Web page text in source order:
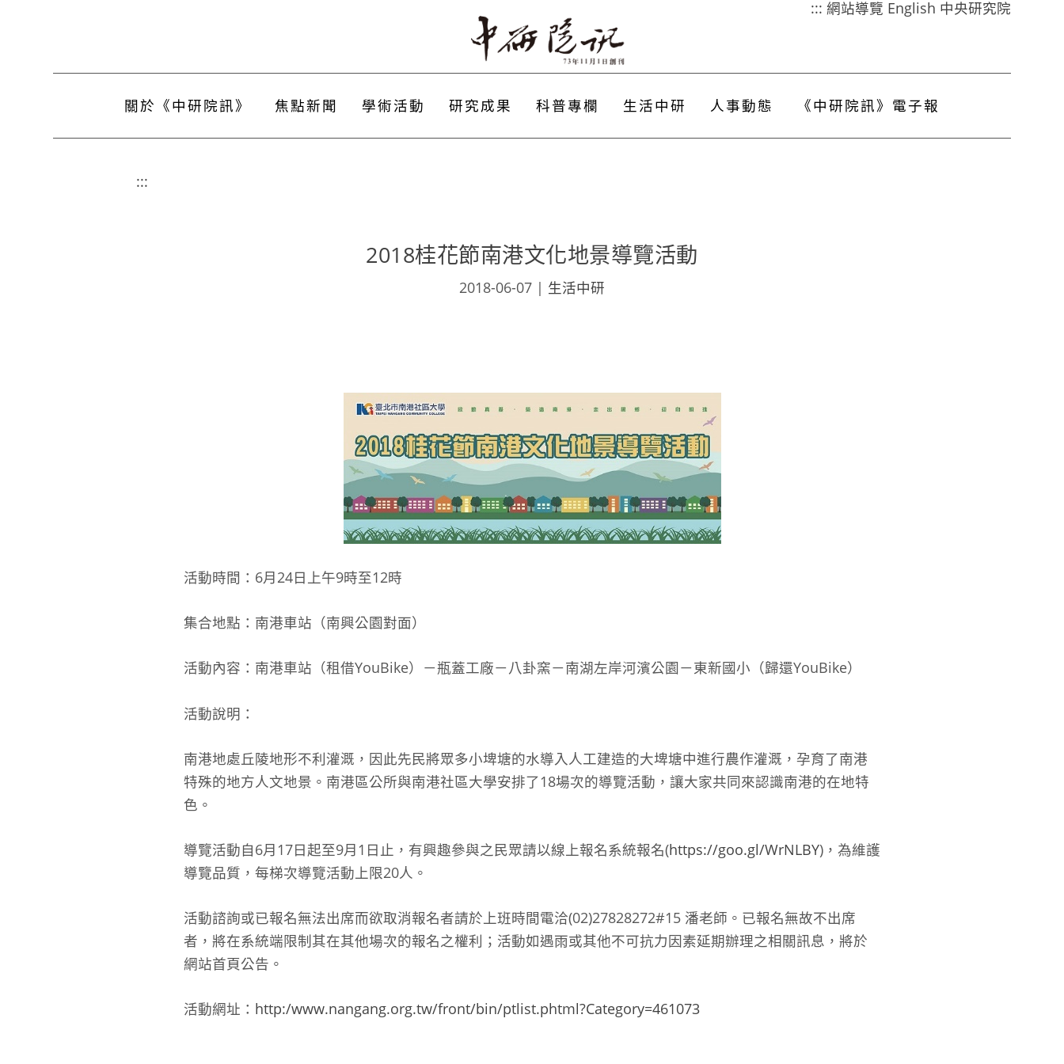
::: 網站導覽 English 中央研究院
關於《中研院訊》 焦點新聞 學術活動 研究成果 科普專欄 生活中研 人事動態 《中研院訊》電子報
:::
2018桂花節南港文化地景導覽活動
2018-06-07 | 生活中研
活動時間：6月24日上午9時至12時
集合地點：南港車站（南興公園對面）
活動內容：南港車站（租借YouBike）－瓶蓋工廠－八卦窯－南湖左岸河濱公園－東新國小（歸還YouBike）
活動說明：
南港地處丘陵地形不利灌溉，因此先民將眾多小埤塘的水導入人工建造的大埤塘中進行農作灌溉，孕育了南港
特殊的地方人文地景。南港區公所與南港社區大學安排了18場次的導覽活動，讓大家共同來認識南港的在地特
色。
導覽活動自6月17日起至9月1日止，有興趣參與之民眾請以線上報名系統報名(https://goo.gl/WrNLBY)，為維護
導覽品質，每梯次導覽活動上限20人。
活動諮詢或已報名無法出席而欲取消報名者請於上班時間電洽(02)27828272#15 潘老師。已報名無故不出席
者，將在系統端限制其在其他場次的報名之權利；活動如遇雨或其他不可抗力因素延期辦理之相關訊息，將於
網站首頁公告。
活動網址： http:/www.nangang.org.tw/front/bin/ptlist.phtml?Category=461073